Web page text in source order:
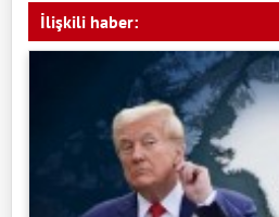
İlişkili haber: